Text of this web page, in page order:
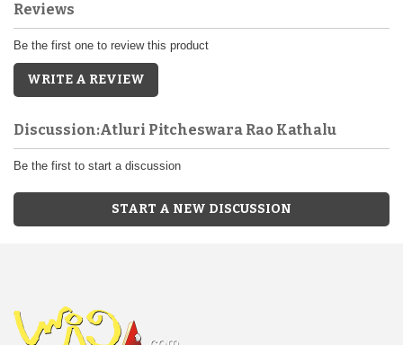
Reviews
Be the first one to review this product
WRITE A REVIEW
Discussion:Atluri Pitcheswara Rao Kathalu
Be the first to start a discussion
START A NEW DISCUSSION